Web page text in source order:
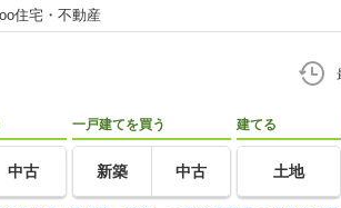
住宅・不動産
中古
一戸建てを買う
新築 中古
建てる
土地